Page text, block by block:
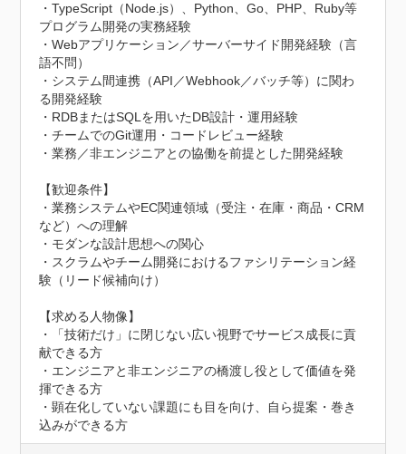
・TypeScript（Node.js）、Python、Go、PHP、Ruby等
プログラム開発の実務経験
・Webアプリケーション／サーバーサイド開発経験（言
語不問）
・システム間連携（API／Webhook／バッチ等）に関わ
る開発経験
・RDBまたはSQLを用いたDB設計・運用経験
・チームでのGit運用・コードレビュー経験
・業務／非エンジニアとの協働を前提とした開発経験
【歓迎条件】
・業務システムやEC関連領域（受注・在庫・商品・CRM
など）への理解
・モダンな設計思想への関心
・スクラムやチーム開発におけるファシリテーション経
験（リード候補向け）
【求める人物像】
・「技術だけ」に閉じない広い視野でサービス成長に貢
献できる方
・エンジニアと非エンジニアの橋渡し役として価値を発
揮できる方
・顕在化していない課題にも目を向け、自ら提案・巻き
込みができる方